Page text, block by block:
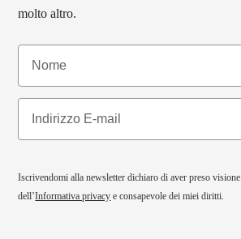
molto altro.
Iscrivendomi alla newsletter dichiaro di aver preso visione
dell’Informativa privacy e consapevole dei miei diritti.